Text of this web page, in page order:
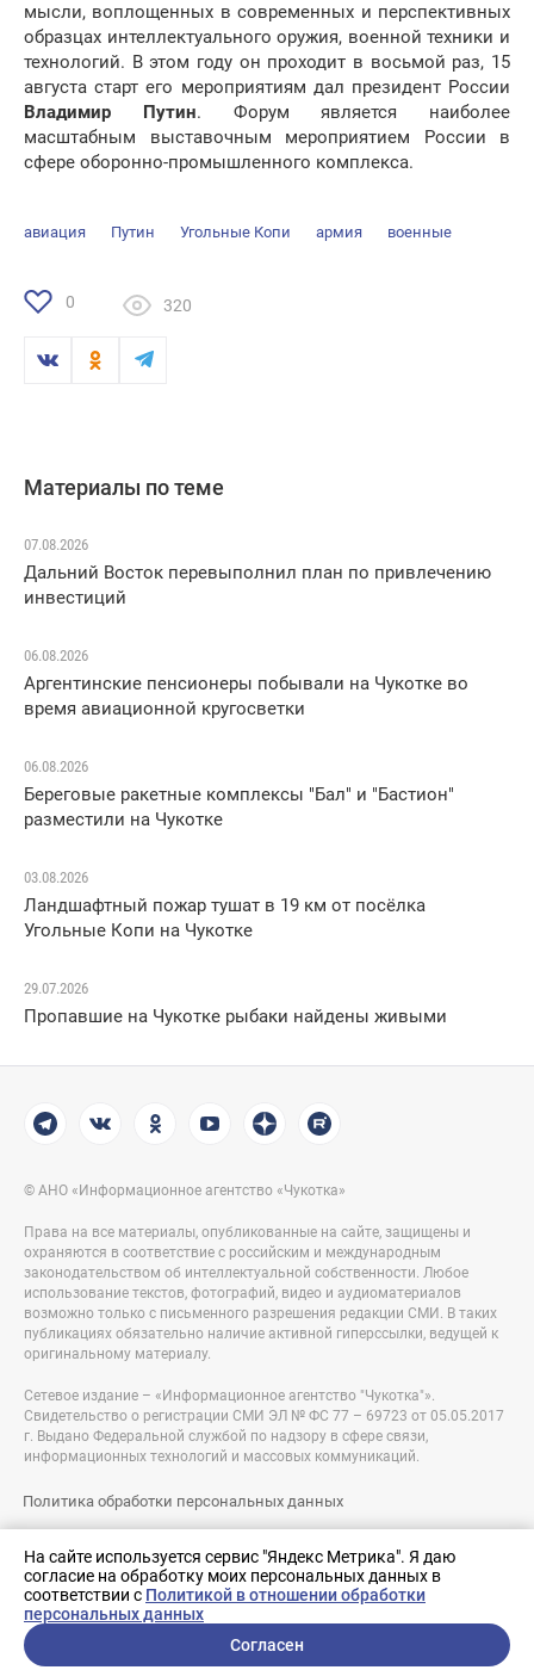
На сайте используется сервис "Яндекс Метрика". Я даю
согласие на обработку моих персональных данных в
соответствии с Политикой в отношении обработки
персональных данных
Согласен
мысли, воплощенных в современных и перспективных
образцах интеллектуального оружия, военной техники и
технологий. В этом году он проходит в восьмой раз, 15
августа старт его мероприятиям дал президент России
Владимир Путин. Форум является наиболее
масштабным выставочным мероприятием России в
сфере оборонно-промышленного комплекса.
авиация Путин Угольные Копи армия военные
0 320
Материалы по теме
07.08.2026
Дальний Восток перевыполнил план по привлечению
инвестиций
06.08.2026
Аргентинские пенсионеры побывали на Чукотке во
время авиационной кругосветки
06.08.2026
Береговые ракетные комплексы "Бал" и "Бастион"
разместили на Чукотке
03.08.2026
Ландшафтный пожар тушат в 19 км от посёлка
Угольные Копи на Чукотке
29.07.2026
Пропавшие на Чукотке рыбаки найдены живыми
© АНО «Информационное агентство «Чукотка»
Права на все материалы, опубликованные на сайте, защищены и
охраняются в соответствие с российским и международным
законодательством об интеллектуальной собственности. Любое
использование текстов, фотографий, видео и аудиоматериалов
возможно только с письменного разрешения редакции СМИ. В таких
публикациях обязательно наличие активной гиперссылки, ведущей к
оригинальному материалу.
Сетевое издание – «Информационное агентство "Чукотка"».
Свидетельство о регистрации СМИ ЭЛ № ФС 77 – 69723 от 05.05.2017
г. Выдано Федеральной службой по надзору в сфере связи,
информационных технологий и массовых коммуникаций.
Политика обработки персональных данных
Разработка сайта:
nologostudio.ru